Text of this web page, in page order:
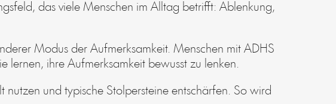
das viele Menschen im Alltag betrifft: Ablenkung,
Modus der Aufmerksamkeit. Menschen mit ADHS
lernen, ihre Aufmerksamkeit bewusst zu lenken.
und typische Stolpersteine entschärfen. So wird